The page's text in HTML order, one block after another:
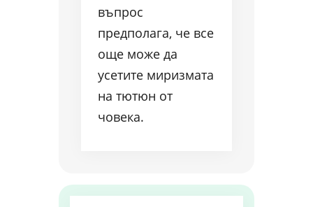
въпрос
предполага, че все
още може да
усетите миризмата
на тютюн от
човека.